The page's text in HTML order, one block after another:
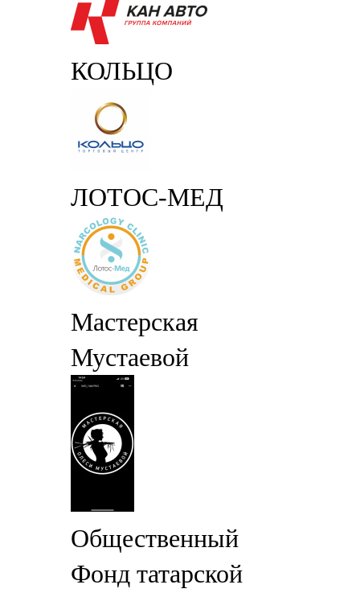
КОЛЬЦО
ЛОТОС-МЕД
Мастерская
Мустаевой
Общественный
Фонд татарской